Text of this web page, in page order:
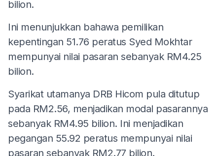
bilion.
Ini menunjukkan bahawa pemilikan
kepentingan 51.76 peratus Syed Mokhtar
mempunyai nilai pasaran sebanyak RM4.25
bilion.
Syarikat utamanya DRB Hicom pula ditutup
pada RM2.56, menjadikan modal pasarannya
sebanyak RM4.95 bilion. Ini menjadikan
pegangan 55.92 peratus mempunyai nilai
pasaran sebanyak RM2.77 bilion.